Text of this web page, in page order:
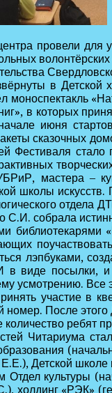
провели
в Детской
моноспектакль
в которых
июня
сказочных
Фестиваля
мастера –
школы
отдела
собрала
лэпбуками,
в виде посылки,
усмотрению. Все
участие в
номер. После
ребят
Читариума
Детской школе
Отдел культуры
холдинг «РЭК»